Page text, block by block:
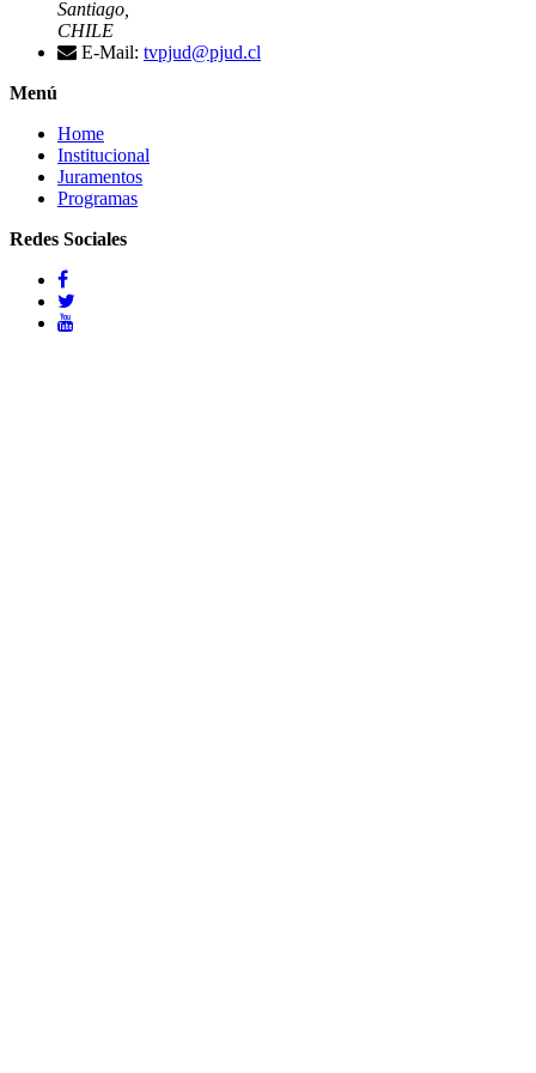
Santiago,
CHILE
E-Mail: tvpjud@pjud.cl
Menú
Home
Institucional
Juramentos
Programas
Redes Sociales